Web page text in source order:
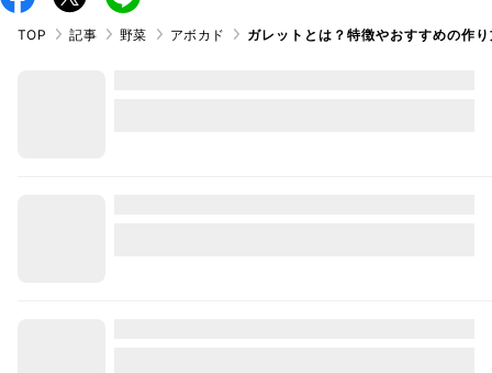
TOP 記事 野菜 アボカド ガレットとは？特徴やおすすめの作